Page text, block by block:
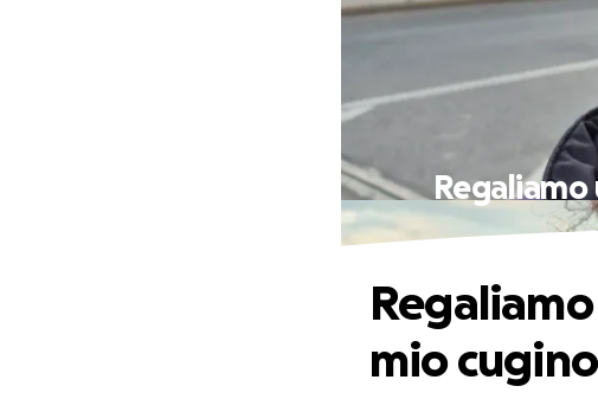
mio